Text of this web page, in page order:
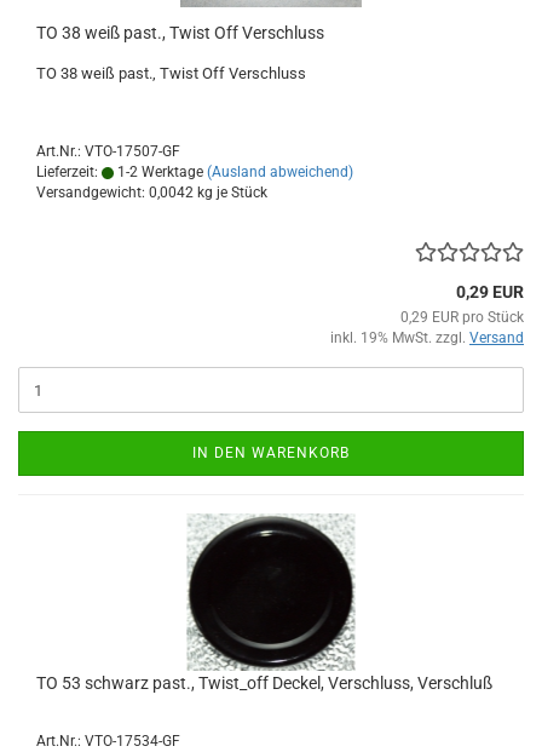
TO 38 weiß past., Twist Off Verschluss
TO 38 weiß past., Twist Off Verschluss
Art.Nr.: VTO-17507-GF
Lieferzeit:
1-2 Werktage (Ausland abweichend)
Versandgewicht: 0,0042 kg je Stück
0,29 EUR
0,29 EUR pro Stück
inkl. 19% MwSt. zzgl. Versand
IN DEN WARENKORB
TO 53 schwarz past., Twist_off Deckel, Verschluss, Verschluß
Art.Nr.: VTO-17534-GF